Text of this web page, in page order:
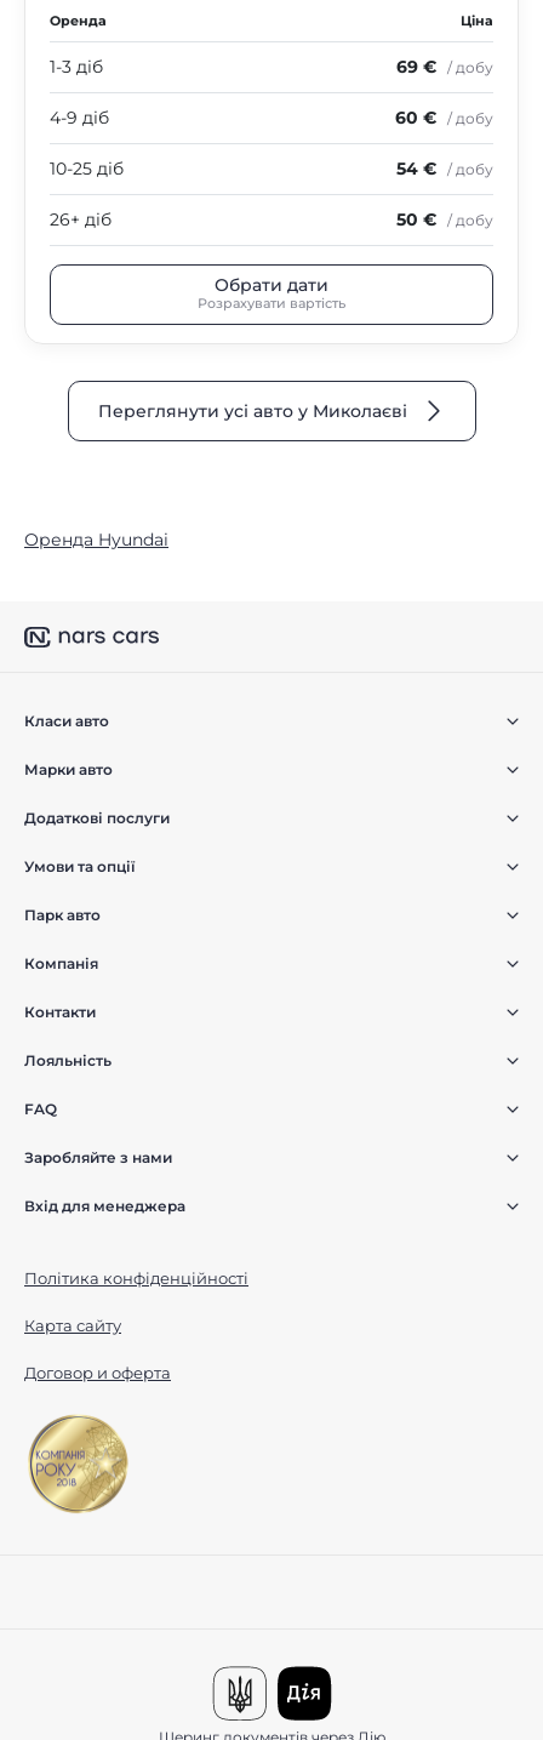
Оренда Ціна
1-3 діб 69 € / добу
4-9 діб 60 € / добу
10-25 діб 54 € / добу
26+ діб 50 € / добу
Обрати дати
Розрахувати вартість
Переглянути усі авто у Миколаєві
Оренда Hyundai
Класи авто
Марки авто
Додаткові послуги
Умови та опції
Парк авто
Компанія
Контакти
Лояльність
FAQ
Заробляйте з нами
Вхід для менеджера
Політика конфіденційності
Карта сайту
Договор и оферта